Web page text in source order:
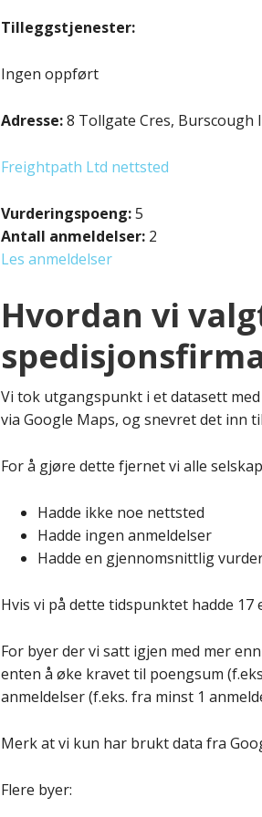
Tilleggstjenester:
Ingen oppført
Adresse:8 Tollgate Cres, Burscough
Freightpath Ltd nettsted
Vurderingspoeng:5
Antall anmeldelser: 2
Les anmeldelser
Hvordan vi
Vi tok utgangspunkt i et datasett
via Google Maps, og snevret det inn
For å gjøre dette fjernet vi alle
Hadde ikke noe nettsted
Hadde ingen anmeldelser
Hadde en gjennomsnittlig
Hvis vi på dette tidspunktet hadde
For byer der vi satt igjen med mer
enten å øke kravet til poengsum
anmeldelser (f.eks. fra minst 1
Merk at vi kun har brukt data fra
Flere byer: